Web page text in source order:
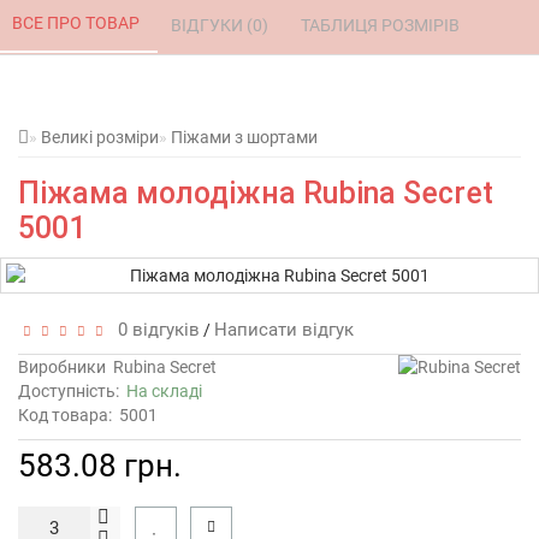
Великі розміри Піжами з шортами
Піжама молодіжна Rubina Secret
5001
ВСЕ ПРО ТОВАР ВІДГУКИ (0) ТАБЛИЦЯ РОЗМІРІВ
0 відгуків / Написати відгук
Виробники Rubina Secret
Доступність: На складі
Код товара: 5001
583.08 грн.